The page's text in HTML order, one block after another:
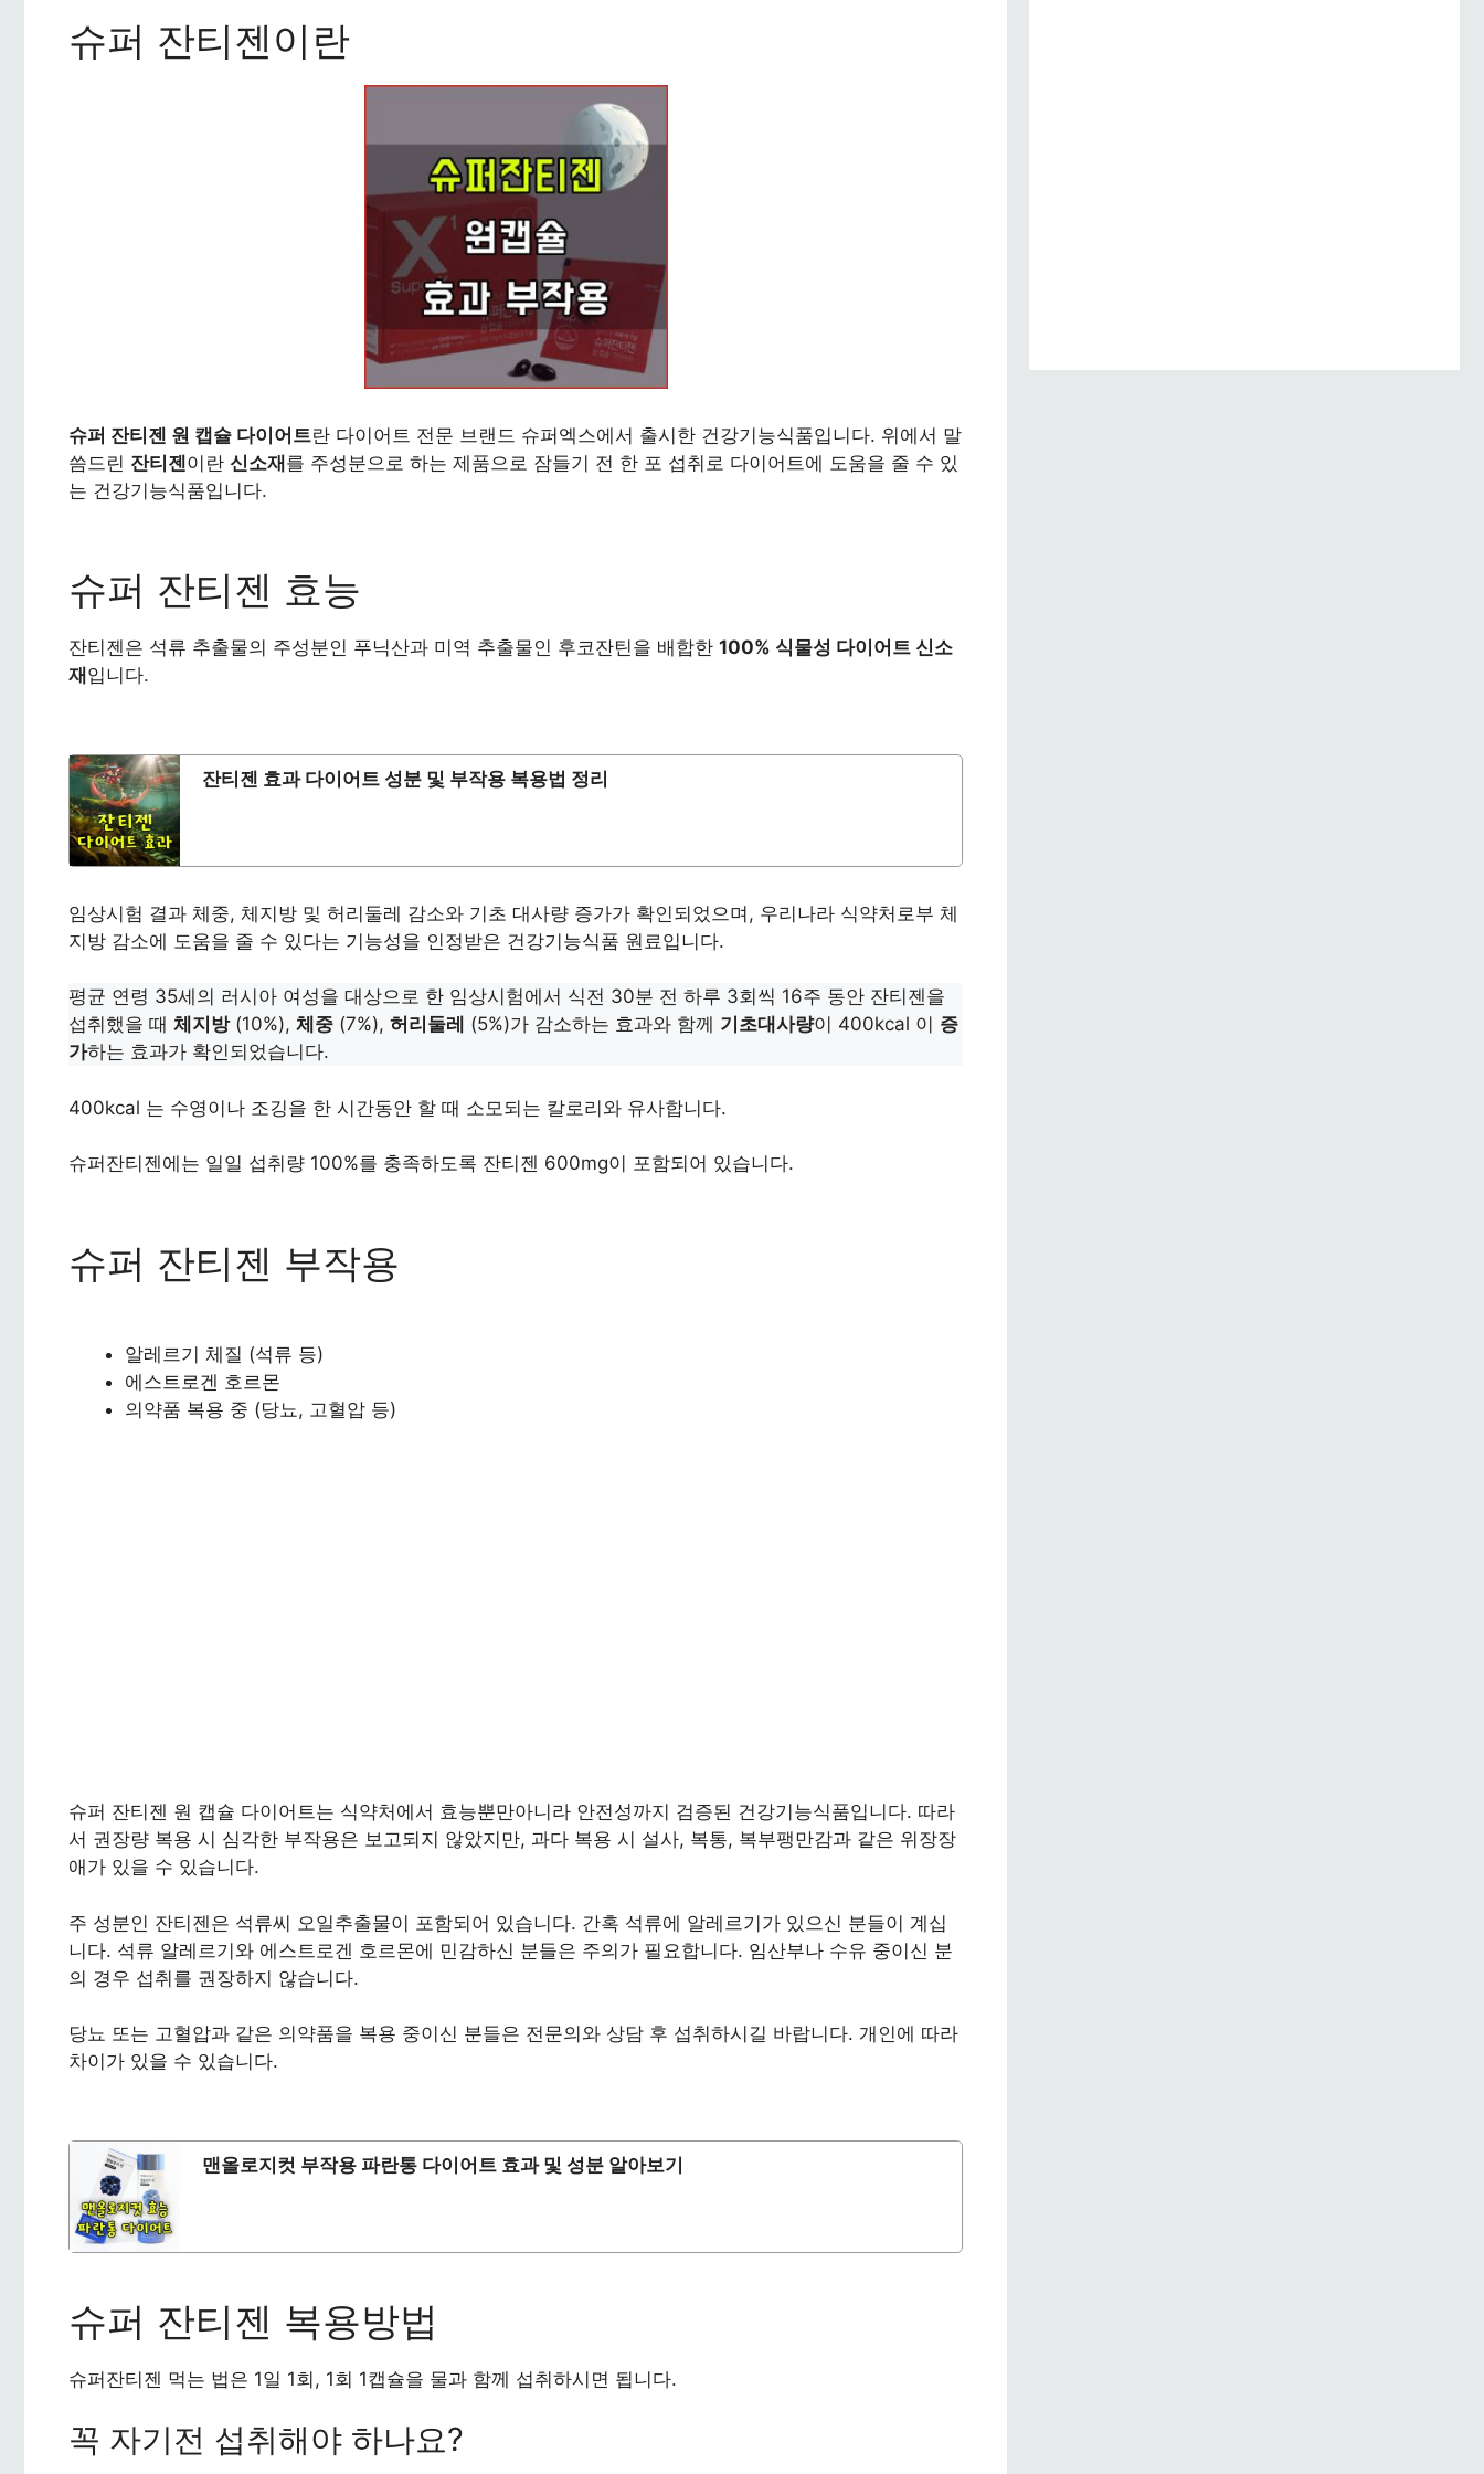
슈퍼 잔티젠이란
슈퍼 잔티젠 원 캡슐 다이어트란 다이어트 전문 브랜드 슈퍼엑스에서 출시한 건강기능식품입니다. 위에서 말
씀드린 잔티젠이란 신소재를 주성분으로 하는 제품으로 잠들기 전 한 포 섭취로 다이어트에 도움을 줄 수 있
는 건강기능식품입니다.
슈퍼 잔티젠 효능
잔티젠은 석류 추출물의 주성분인 푸닉산과 미역 추출물인 후코잔틴을 배합한 100% 식물성 다이어트 신소
재 입니다.
잔티젠 효과 다이어트 성분 및 부작용 복용법 정리
임상시험 결과 체중, 체지방 및 허리둘레 감소와 기초 대사량 증가가 확인되었으며, 우리나라 식약처로부 체
지방 감소에 도움을 줄 수 있다는 기능성을 인정받은 건강기능식품 원료입니다.
평균 연령 35세의 러시아 여성을 대상으로 한 임상시험에서 식전 30분 전 하루 3회씩 16주 동안 잔티젠을
섭취했을 때 체지방(10%), 체중 (7%), 허리둘레 (5%)가 감소하는 효과와 함께 기초대사량이 400kcal 이 증
가하는 효과가 확인되었습니다.
400kcal 는 수영이나 조깅을 한 시간동안 할 때 소모되는 칼로리와 유사합니다.
슈퍼잔티젠에는 일일 섭취량 100%를 충족하도록 잔티젠 600mg이 포함되어 있습니다.
슈퍼 잔티젠 부작용
알레르기 체질 (석류 등)
에스트로겐 호르몬
의약품 복용 중 (당뇨, 고혈압 등)
슈퍼 잔티젠 원 캡슐 다이어트는 식약처에서 효능뿐만아니라 안전성까지 검증된 건강기능식품입니다. 따라
서 권장량 복용 시 심각한 부작용은 보고되지 않았지만, 과다 복용 시 설사, 복통, 복부팽만감과 같은 위장장
애가 있을 수 있습니다.
주 성분인 잔티젠은 석류씨 오일추출물이 포함되어 있습니다. 간혹 석류에 알레르기가 있으신 분들이 계십
니다. 석류 알레르기와 에스트로겐 호르몬에 민감하신 분들은 주의가 필요합니다. 임산부나 수유 중이신 분
의 경우 섭취를 권장하지 않습니다.
당뇨 또는 고혈압과 같은 의약품을 복용 중이신 분들은 전문의와 상담 후 섭취하시길 바랍니다. 개인에 따라
차이가 있을 수 있습니다.
맨올로지컷 부작용 파란통 다이어트 효과 및 성분 알아보기
슈퍼 잔티젠 복용방법
슈퍼잔티젠 먹는 법은 1일 1회, 1회 1캡슐을 물과 함께 섭취하시면 됩니다.
꼭 자기전 섭취해야 하나요?